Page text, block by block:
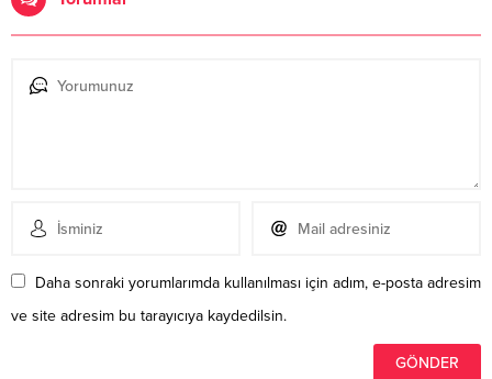
Daha sonraki yorumlarımda kullanılması için adım, e-posta adresim
ve site adresim bu tarayıcıya kaydedilsin.